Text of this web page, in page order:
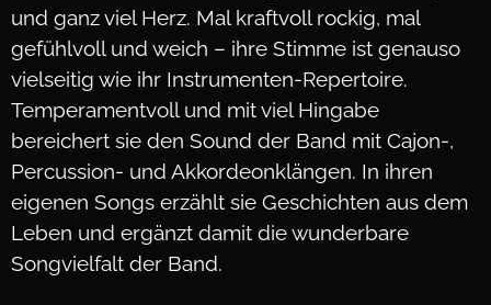
und ganz viel Herz. Mal kraftvoll rockig, mal
gefühlvoll und weich – ihre Stimme ist genauso
vielseitig wie ihr Instrumenten-Repertoire.
Temperamentvoll und mit viel Hingabe
bereichert sie den Sound der Band mit Cajon-,
Percussion- und Akkordeonklängen. In ihren
eigenen Songs erzählt sie Geschichten aus dem
Leben und ergänzt damit die wunderbare
Songvielfalt der Band.